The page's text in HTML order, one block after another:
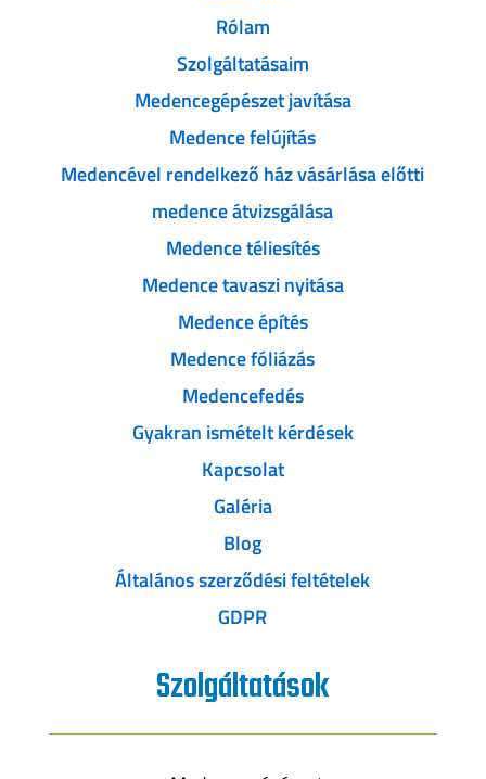
Rólam
Szolgáltatásaim
Medencegépészet javítása
Medence felújítás
Medencével rendelkező ház vásárlása előtti
medence átvizsgálása
Medence téliesítés
Medence tavaszi nyitása
Medence építés
Medence fóliázás
Medencefedés
Gyakran ismételt kérdések
Kapcsolat
Galéria
Blog
Általános szerződési feltételek
GDPR
Szolgáltatások